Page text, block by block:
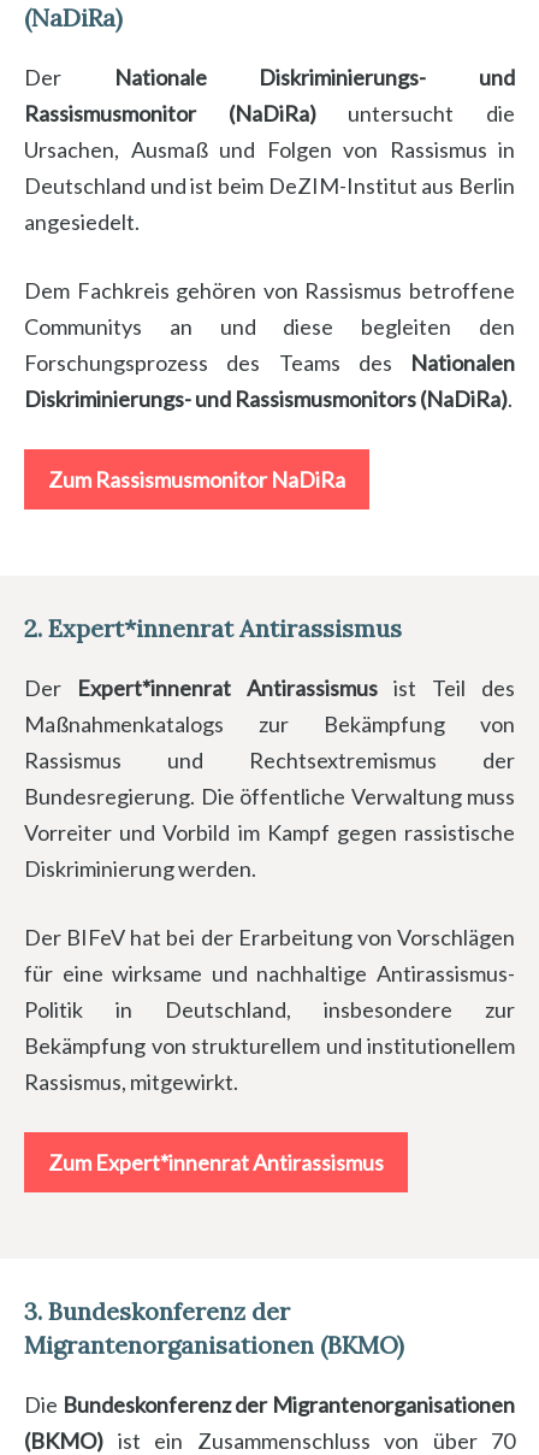
(NaDiRa)
Der
Nationale Diskriminierungs- und
Rassismusmonitor (NaDiRa)untersucht die
Ursachen, Ausmaß und Folgen von Rassismus in
Deutschland und ist beim DeZIM-Institut aus Berlin
angesiedelt.
Dem Fachkreis gehören von Rassismus betroffene
Communitys an und diese begleiten den
Forschungsprozess des Teams des Nationalen
Diskriminierungs- und Rassismusmonitors (NaDiRa).
Zum Rassismusmonitor NaDiRa
2. Expert*innenrat Antirassismus
Der Expert*innenrat Antirassismus ist Teil des
Maßnahmenkatalogs zur Bekämpfung von
Rassismus und Rechtsextremismus der
Bundesregierung. Die öffentliche Verwaltung muss
Vorreiter und Vorbild im Kampf gegen rassistische
Diskriminierung werden.
Der BIFeV hat bei der Erarbeitung von Vorschlägen
für eine wirksame und nachhaltige Antirassismus-
Politik in Deutschland, insbesondere zur
Bekämpfung von strukturellem und institutionellem
Rassismus, mitgewirkt.
Zum Expert*innenrat Antirassismus
3. Bundeskonferenz der
Migrantenorganisationen (BKMO)
Die Bundeskonferenz der Migrantenorganisationen
(BKMO) ist ein Zusammenschluss von über 70